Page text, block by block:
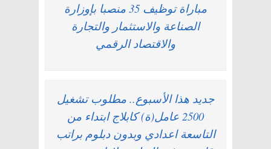
مباراة توظيف 35 منصبا بإوزارة
الصناعة والاستثمار والتجارة
والاقتصاد الرقمي
جديد هذا الأسبوع.. مطلوب تشغيل
2500 عامل(ة) كابلاج ابتداء من
التاسعة اعدادي وبدون دبلوم براتب